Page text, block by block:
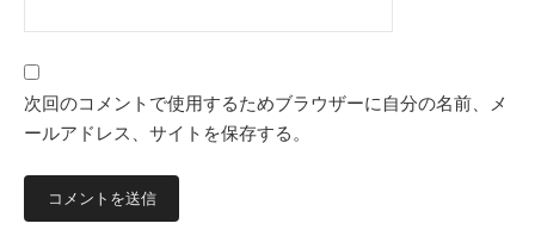
次回のコメントで使用するためブラウザーに自分の名前、メ
ールアドレス、サイトを保存する。